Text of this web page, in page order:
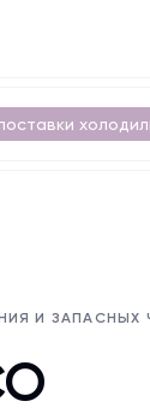
И ЗАПАСНЫХ